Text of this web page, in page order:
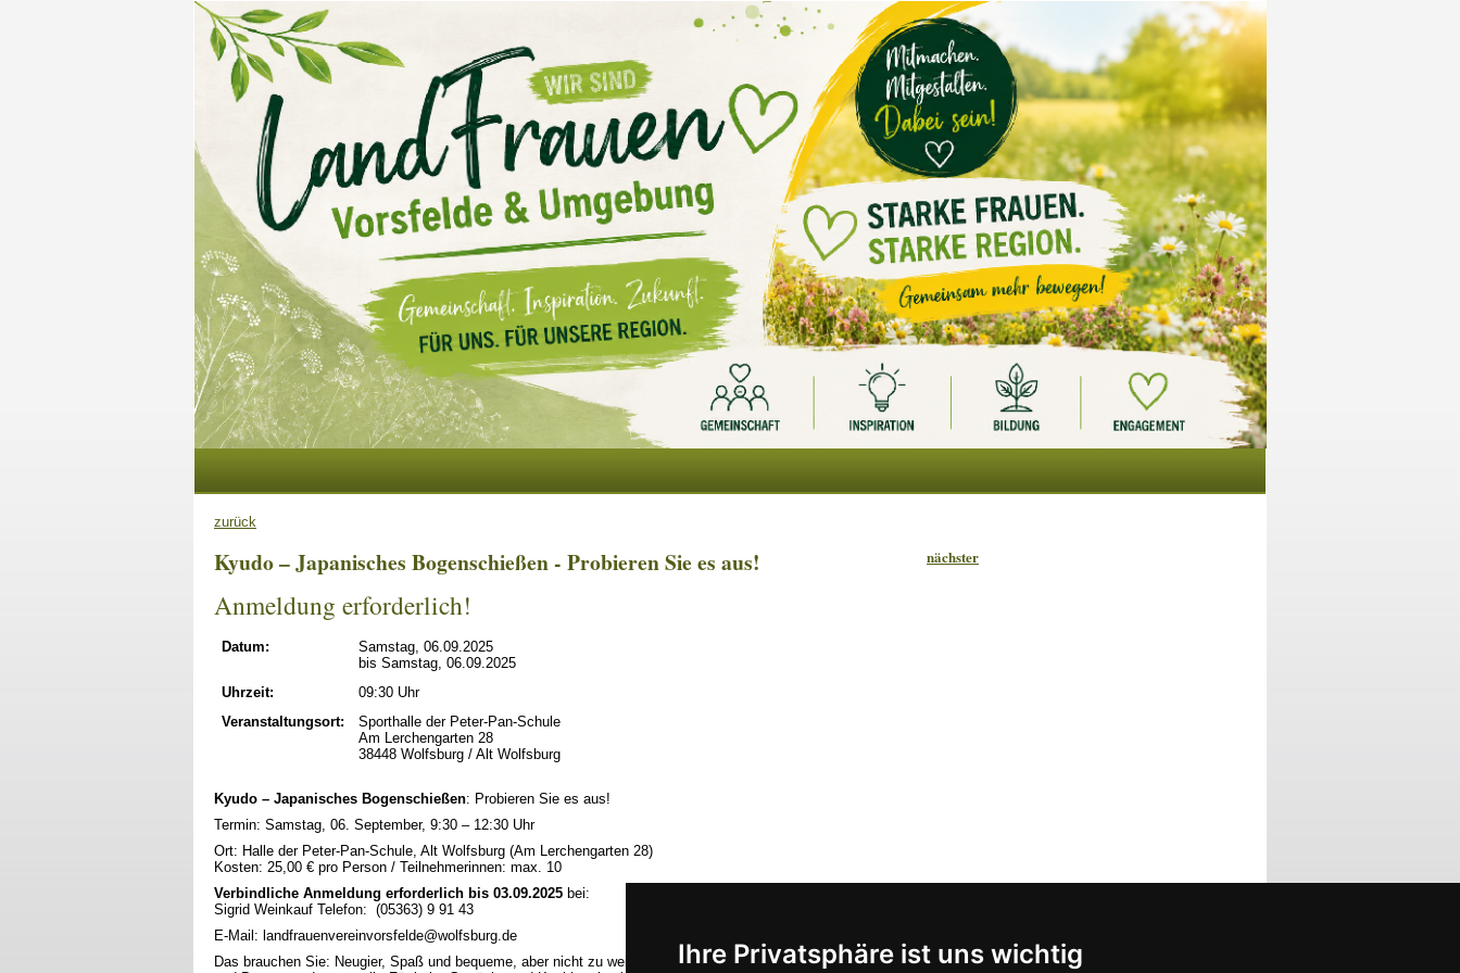
Ihre Privatsphäre ist uns wichtig
zurück
Kyudo – Japanisches Bogenschießen - Probieren Sie es aus! nächster
Anmeldung erforderlich!
Datum:
Samstag, 06.09.2025
bis Samstag, 06.09.2025
Uhrzeit:
09:30 Uhr
Veranstaltungsort:
Sporthalle der Peter-Pan-Schule
Am Lerchengarten 28
38448 Wolfsburg / Alt Wolfsburg
Kyudo – Japanisches Bogenschießen: Probieren Sie es aus!
Termin: Samstag, 06. September, 9:30 – 12:30 Uhr
Ort: Halle der Peter-Pan-Schule, Alt Wolfsburg (Am Lerchengarten 28)
Kosten: 25,00 € pro Person / Teilnehmerinnen: max. 10
Verbindliche Anmeldung erforderlich bis 03.09.2025 bei:
Sigrid Weinkauf Telefon: (05363) 9 91 43
E-Mail: landfrauenvereinvorsfelde@wolfsburg.de
Das brauchen Sie: Neugier, Spaß und bequeme, aber nicht zu weite Kleidung. Wir schießen barfuß oder auf Socken. Pfeil